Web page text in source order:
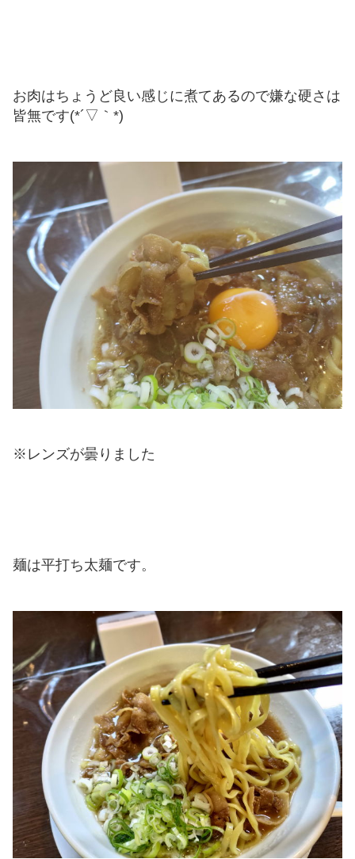
お肉はちょうど良い感じに煮てあるので嫌な硬さは
皆無です(*´▽｀*)
※レンズが曇りました
麺は平打ち太麺です。